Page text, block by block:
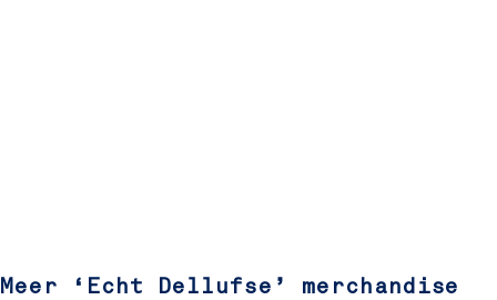
Meer ‘Echt Dellufse’ merchandise